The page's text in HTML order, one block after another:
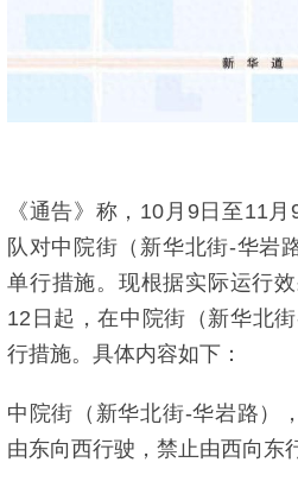
《通告》称，10月9日至11
队对中院街（新华北街-华岩
单行措施。现根据实际运行
12日起，在中院街（新华北
行措施。具体内容如下：
中院街（新华北街-华岩路）
由东向西行驶，禁止由西向东